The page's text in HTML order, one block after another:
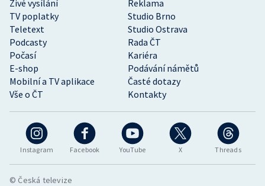
Instagram Facebook YouTube X Threads
Živé vysílání
Reklama
TV poplatky
Studio Brno
Teletext
Studio Ostrava
Podcasty
Rada ČT
Počasí
Kariéra
E-shop
Podávání námětů
Mobilní a TV aplikace
Časté dotazy
Vše o ČT
Kontakty
© Česká televize